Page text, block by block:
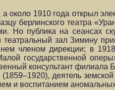
1910 года открыл
берлинского театра
Но публика на сеансах
зал Зимину
членом дирекции; в
государственной
консультант филиала
(1859–1920), деятель
и воспитанием